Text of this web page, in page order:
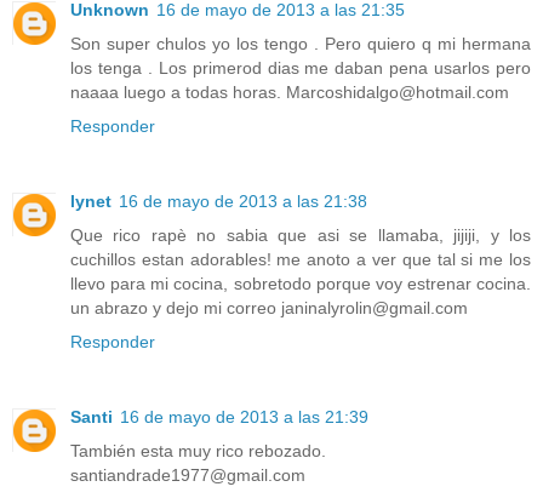
Unknown 16 de mayo de 2013 a las 21:35
Son super chulos yo los tengo . Pero quiero q mi hermana
los tenga . Los primerod dias me daban pena usarlos pero
naaaa luego a todas horas. Marcoshidalgo@hotmail.com
Responder
lynet 16 de mayo de 2013 a las 21:38
Que rico rapè no sabia que asi se llamaba, jijiji, y los
cuchillos estan adorables! me anoto a ver que tal si me los
llevo para mi cocina, sobretodo porque voy estrenar cocina.
un abrazo y dejo mi correo janinalyrolin@gmail.com
Responder
Santi 16 de mayo de 2013 a las 21:39
También esta muy rico rebozado.
santiandrade1977@gmail.com